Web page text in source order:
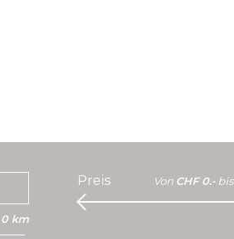
0 km
Preis Von CHF 0.- bis